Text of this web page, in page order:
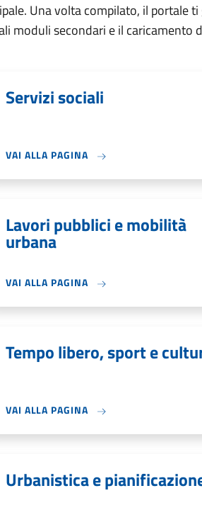
Una volta compilato, il portale
moduli secondari e il caricamento
Servizi sociali
VAI ALLA PAGINA
Lavori pubblici e mobilità
urbana
VAI ALLA PAGINA
Tempo libero, sport e
VAI ALLA PAGINA
Urbanistica e